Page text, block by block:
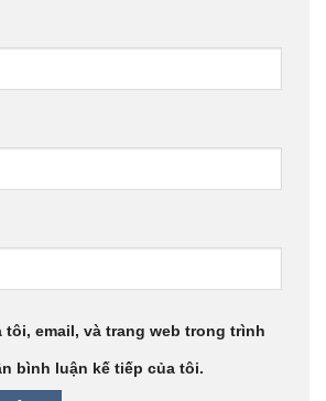
tôi, email, và trang web trong trình
bình luận kế tiếp của tôi.